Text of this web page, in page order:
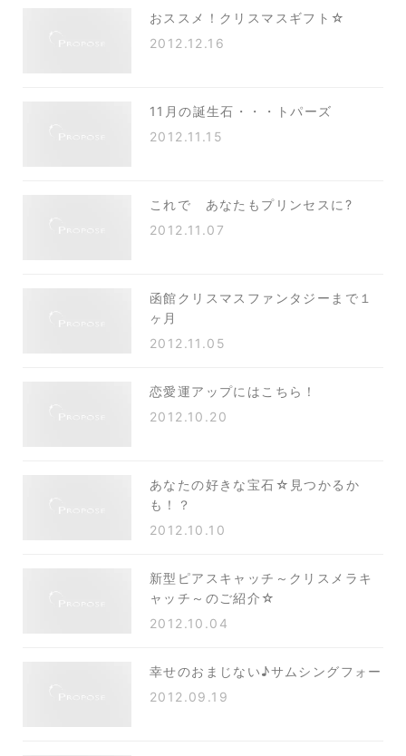
おススメ！クリスマスギフト☆
2012.12.16
11月の誕生石・・・トパーズ
2012.11.15
これで あなたもプリンセスに?
2012.11.07
函館クリスマスファンタジーまで１
ヶ月
2012.11.05
恋愛運アップにはこちら！
2012.10.20
あなたの好きな宝石☆見つかるか
も！？
2012.10.10
新型ピアスキャッチ～クリスメラキ
ャッチ～のご紹介☆
2012.10.04
幸せのおまじない♪サムシングフォー
2012.09.19